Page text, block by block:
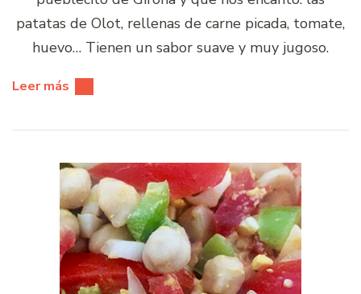
patatas de Olot, rellenas de carne picada, tomate,
huevo… Tienen un sabor suave y muy jugoso.
Leer más